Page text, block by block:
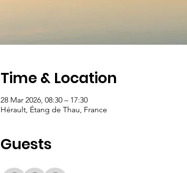
Time & Location
28 Mar 2026, 08:30 – 17:30
Hérault, Étang de Thau, France
Guests